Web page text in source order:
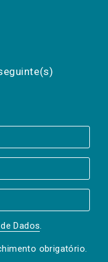
Dados.
obrigatório.